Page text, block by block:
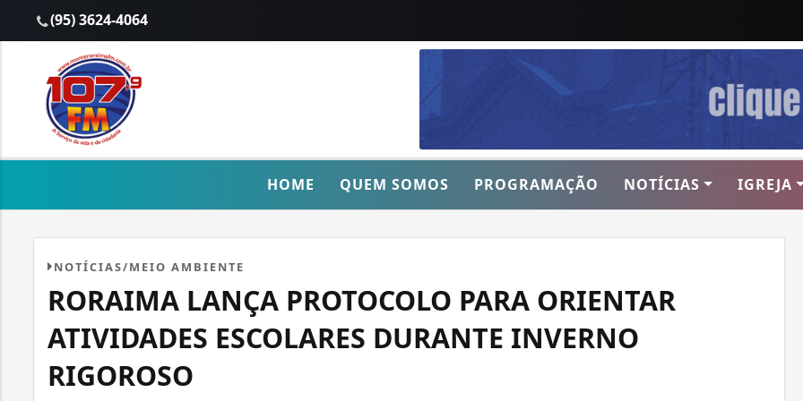
(95) 3624-4064
HOME QUEM SOMOS PROGRAMAÇÃO NOTÍCIAS IGREJA
NOTÍCIAS/MEIO AMBIENTE
RORAIMA LANÇA PROTOCOLO PARA ORIENTAR
ATIVIDADES ESCOLARES DURANTE INVERNO
RIGOROSO